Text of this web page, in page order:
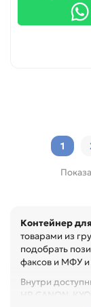
1
Контейнер
товарами из
подобрать
факсов и МФУ и
Внутри
HP, CANON,